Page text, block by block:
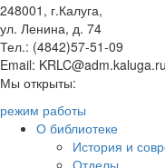
248001, г.Калуга,
ул. Ленина, д. 74
Тел.: (4842)57-51-09
Email: KRLC@adm.kaluga.ru
Мы открыты:
режим работы
О библиотеке
История и
Отделы